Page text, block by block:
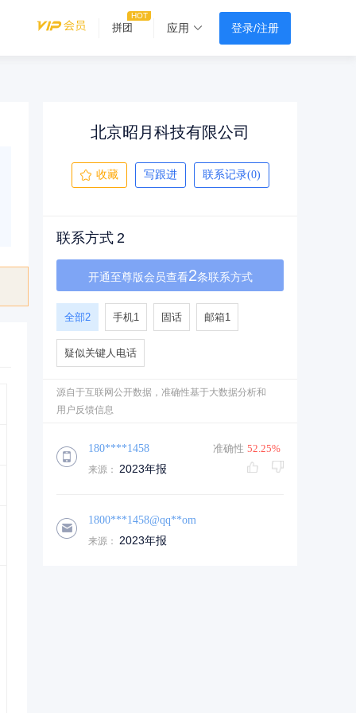
拼团 应用 登录/注册
北京昭月科技有限公司
收藏 写跟进 联系记录(0)
联系方式 2
开通至尊版会员查看2条联系方式
全部2 手机1 固话 邮箱1
疑似关键人电话
源自于互联网公开数据，准确性基于大数据分析和
用户反馈信息
180****1458 准确性 52.25%
来源： 2023年报
1800***1458@qq**om
来源： 2023年报